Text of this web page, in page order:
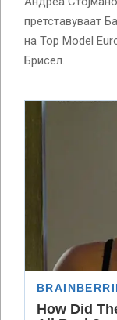
претставуваат
на Top Model
Брисел.